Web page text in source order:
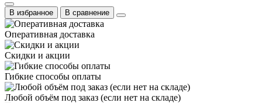
В избранное В сравнение
Оперативная доставка
Скидки и акции
Гибкие способы оплаты
Любой объём под заказ (если нет на складе)